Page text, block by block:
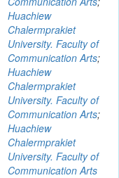
Huachiew
Chalermprakiet
University. Faculty of
Communication Arts;
Huachiew
Chalermprakiet
University. Faculty of
Communication Arts;
Huachiew
Chalermprakiet
University. Faculty of
Communication Arts